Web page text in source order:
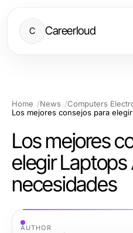
C Careerloud
Home News
Computers
Los mejores
elegir
necesidades
AUTHOR